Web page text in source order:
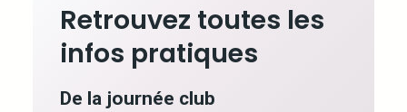
Retrouvez toutes les
infos pratiques
De la journée club